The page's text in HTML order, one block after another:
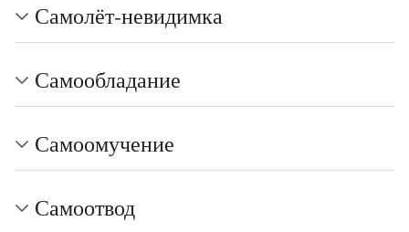
Самолёт-невидимка
Самообладание
Самоомучение
Самоотвод